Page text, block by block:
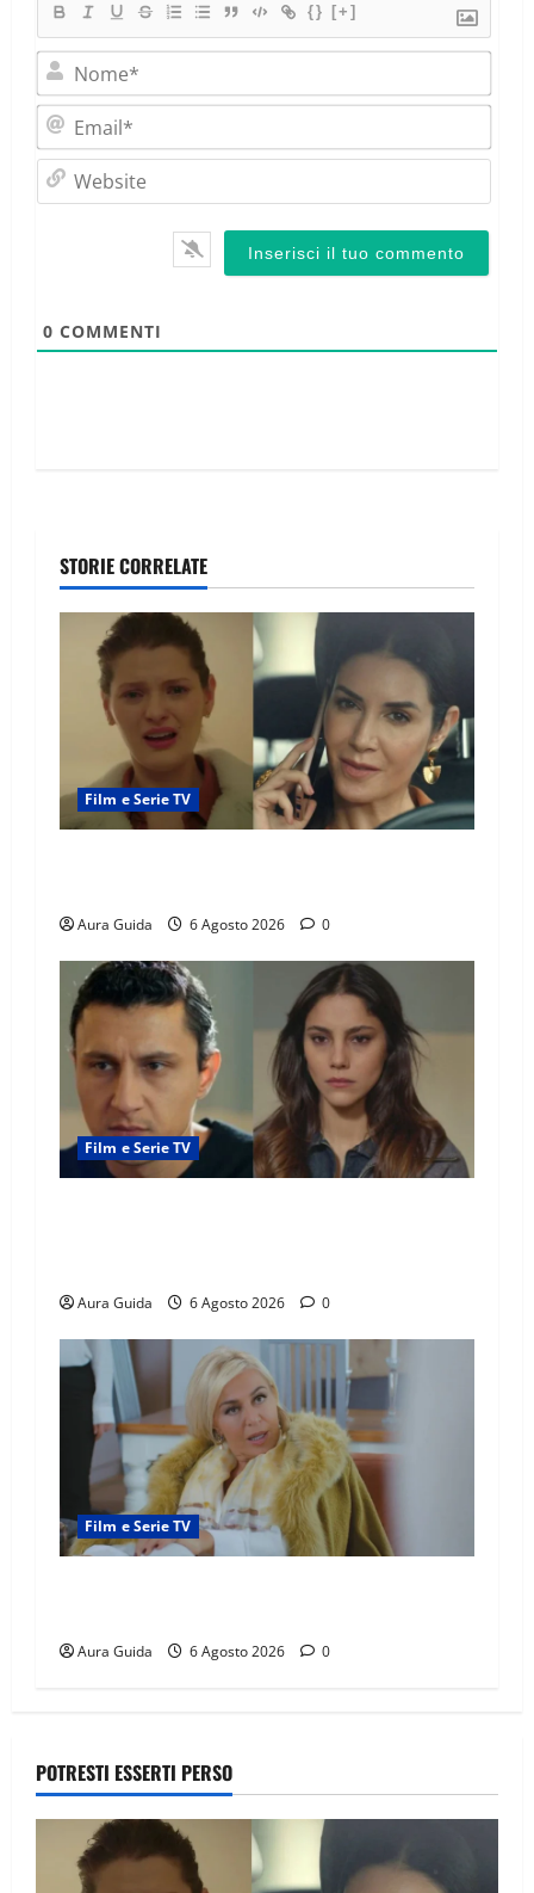
{} [+]
0 COMMENTI
STORIE CORRELATE
Film e Serie TV
Aura Guida 6 Agosto 2026 0
Film e Serie TV
Aura Guida 6 Agosto 2026 0
Film e Serie TV
Aura Guida 6 Agosto 2026 0
POTRESTI ESSERTI PERSO